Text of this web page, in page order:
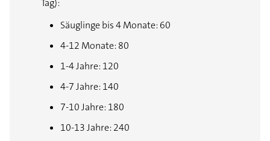
Tag):
Säuglinge bis 4 Monate: 60
4-12 Monate: 80
1-4 Jahre: 120
4-7 Jahre: 140
7-10 Jahre: 180
10-13 Jahre: 240